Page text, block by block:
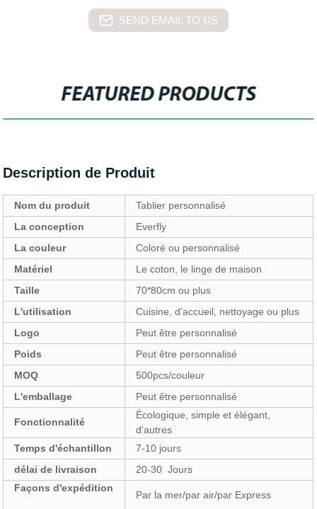
SEND EMAIL TO US
FEATURED PRODUCTS
Description de Produit
Nom du produit
Tablier personnalisé
La conception
Everfly
La couleur
Coloré ou personnalisé
Matériel
Le coton, le linge de maison
Taille
70*80cm ou plus
L'utilisation
Cuisine, d'accueil, nettoyage ou plus
Logo
Peut être personnalisé
Poids
Peut être personnalisé
MOQ
500pcs/couleur
L'emballage
Peut être personnalisé
Fonctionnalité
Écologique, simple et élégant,
d'autres
Temps d'échantillon
7-10 jours
délai de livraison
20-30 Jours
Façons d'expédition
Par la mer/par air/par Express